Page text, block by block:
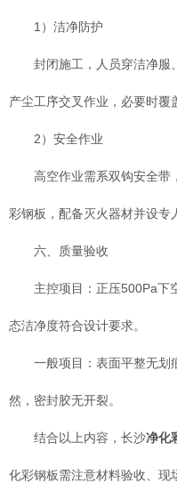
1）洁净防护
封闭施工，人员穿洁净服
产尘工序交叉作业，必要时覆
2）安全作业
高空作业需系双钩安全带
彩钢板，配备灭火器材并设专
六、质量验收
主控项目：正压500Pa下
态洁净度符合设计要求。
一般项目：表面平整无划
然，密封胶无开裂。
结合以上内容，长沙净化
化彩钢板需注意材料验收、现